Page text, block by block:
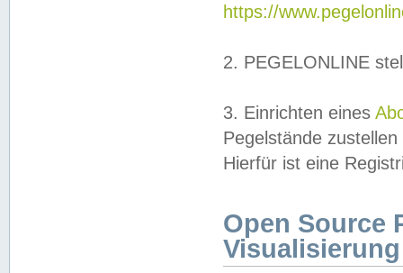
https://
2. PEGELONLINE
3. Einrichten eines
Pegelstände
Hierfür ist eine
Open Source
Visualisierung